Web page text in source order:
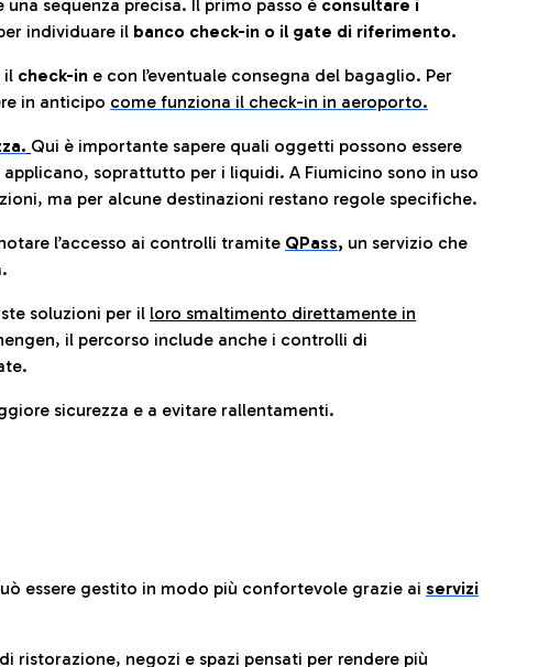
sequenza precisa. Il primo passo è consultare i
individuare il banco check-in o il gate di riferimento.
il check-in e con l’eventuale consegna del bagaglio. Per
in anticipo come funziona il check-in in aeroporto.
Qui è importante sapere quali oggetti possono essere
soprattutto per i liquidi. A Fiumicino sono in uso
ma per alcune destinazioni restano regole specifiche.
l’accesso ai controlli tramite QPass, un servizio che
soluzioni per il loro smaltimento direttamente in
il percorso include anche i controlli di
sicurezza e a evitare rallentamenti.
essere gestito in modo più confortevole grazie ai servizi
ristorazione, negozi e spazi pensati per rendere più